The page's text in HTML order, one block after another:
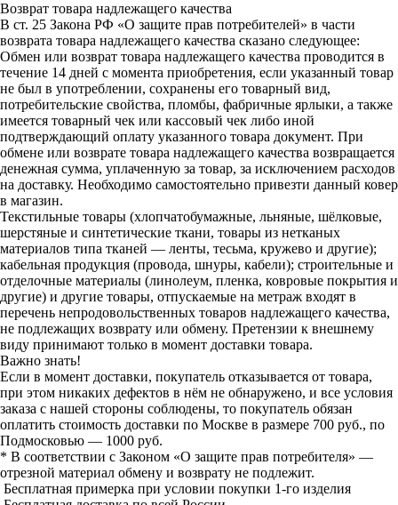
Возврат товара надлежащего качества
В ст. 25 Закона РФ «О защите прав потребителей» в части
возврата товара надлежащего качества сказано следующее:
Обмен или возврат товара надлежащего качества проводится в
течение 14 дней с момента приобретения, если указанный товар
не был в употреблении, сохранены его товарный вид,
потребительские свойства, пломбы, фабричные ярлыки, а также
имеется товарный чек или кассовый чек либо иной
подтверждающий оплату указанного товара документ. При
обмене или возврате товара надлежащего качества возвращается
денежная сумма, уплаченную за товар, за исключением расходов
на доставку. Необходимо самостоятельно привезти данный ковер
в магазин.
Текстильные товары (хлопчатобумажные, льняные, шёлковые,
шерстяные и синтетические ткани, товары из нетканых
материалов типа тканей — ленты, тесьма, кружево и другие);
кабельная продукция (провода, шнуры, кабели); строительные и
отделочные материалы (линолеум, пленка, ковровые покрытия и
другие) и другие товары, отпускаемые на метраж входят в
перечень непродовольственных товаров надлежащего качества,
не подлежащих возврату или обмену. Претензии к внешнему
виду принимают только в момент доставки товара.
Важно знать!
Если в момент доставки, покупатель отказывается от товара,
при этом никаких дефектов в нём не обнаружено, и все условия
заказа с нашей стороны соблюдены, то покупатель обязан
оплатить стоимость доставки по Москве в размере 700 руб., по
Подмосковью — 1000 руб.
* В соответствии с Законом «О защите прав потребителя» —
отрезной материал обмену и возврату не подлежит.
Бесплатная примерка при условии покупки 1-го изделия